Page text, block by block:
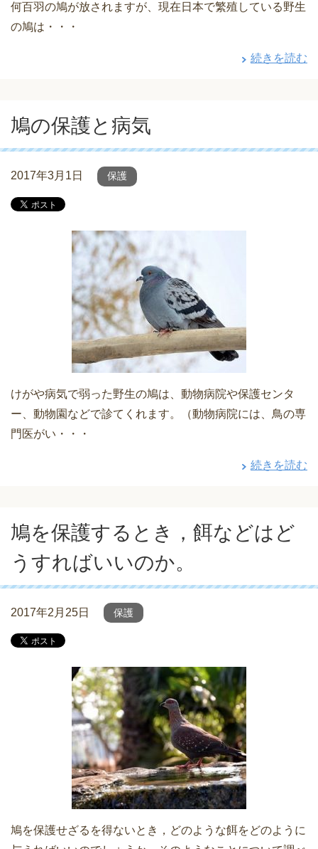
何百羽の鳩が放されますが、現在日本で繁殖している野生
の鳩は・・・
続きを読む
鳩の保護と病気
2017年3月1日 保護
けがや病気で弱った野生の鳩は、動物病院や保護センタ
ー、動物園などで診てくれます。（動物病院には、鳥の専
門医がい・・・
続きを読む
鳩を保護するとき，餌などはど
うすればいいのか。
2017年2月25日 保護
鳩を保護せざるを得ないとき，どのような餌をどのように